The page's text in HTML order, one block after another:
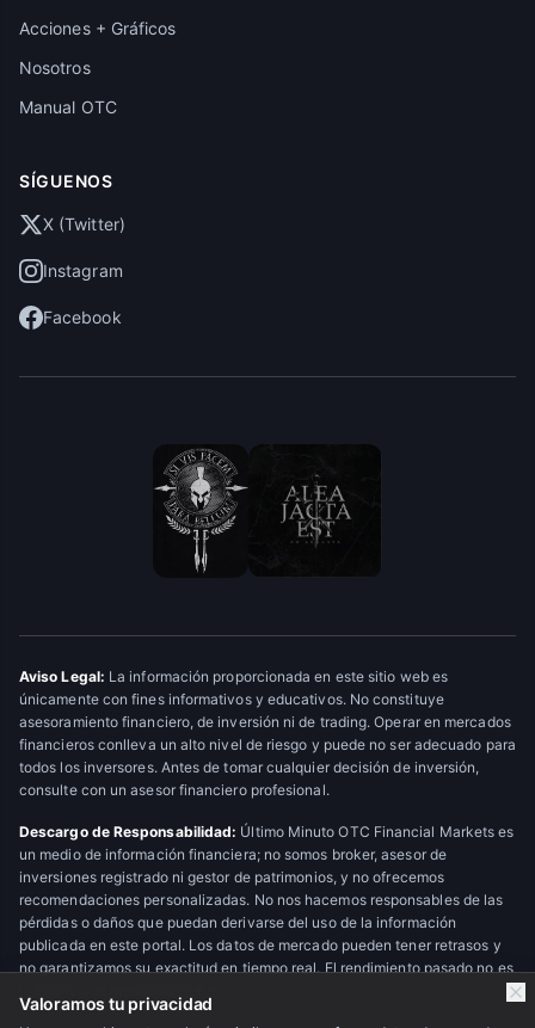
Acciones + Gráficos
Nosotros
Manual OTC
SÍGUENOS
X (Twitter)
Instagram
Facebook
Aviso Legal: La información proporcionada en este sitio web es
únicamente con fines informativos y educativos. No constituye
asesoramiento financiero, de inversión ni de trading. Operar en mercados
financieros conlleva un alto nivel de riesgo y puede no ser adecuado para
todos los inversores. Antes de tomar cualquier decisión de inversión,
consulte con un asesor financiero profesional.
Descargo de Responsabilidad: Último Minuto OTC Financial Markets es
un medio de información financiera; no somos broker, asesor de
inversiones registrado ni gestor de patrimonios, y no ofrecemos
recomendaciones personalizadas. No nos hacemos responsables de las
pérdidas o daños que puedan derivarse del uso de la información
publicada en este portal. Los datos de mercado pueden tener retrasos y
no garantizamos su exactitud en tiempo real. El rendimiento pasado no es
Valoramos tu privacidad